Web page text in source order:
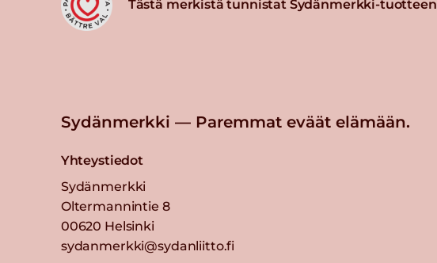
Tästä merkistä tunnistat Sydänmerkki-tuotteen
Sydänmerkki — Paremmat eväät elämään.
Yhteystiedot
Sydänmerkki
Oltermannintie 8
00620 Helsinki
sydanmerkki@sydanliitto.fi